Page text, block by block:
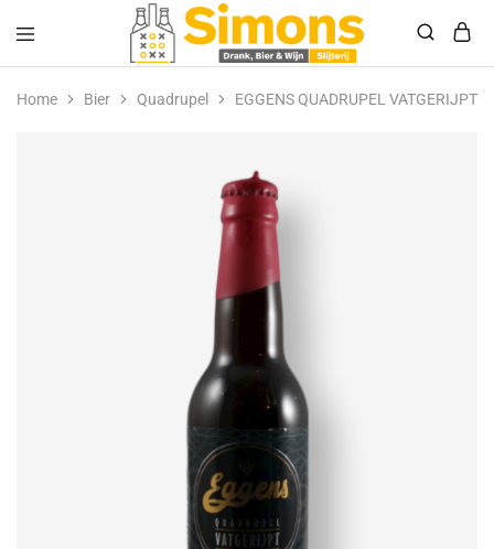
Simonsdrank.nl
Drank,
Bier
&
Home Bier Quadrupel EGGENS QUADRUPEL VATGERIJPT